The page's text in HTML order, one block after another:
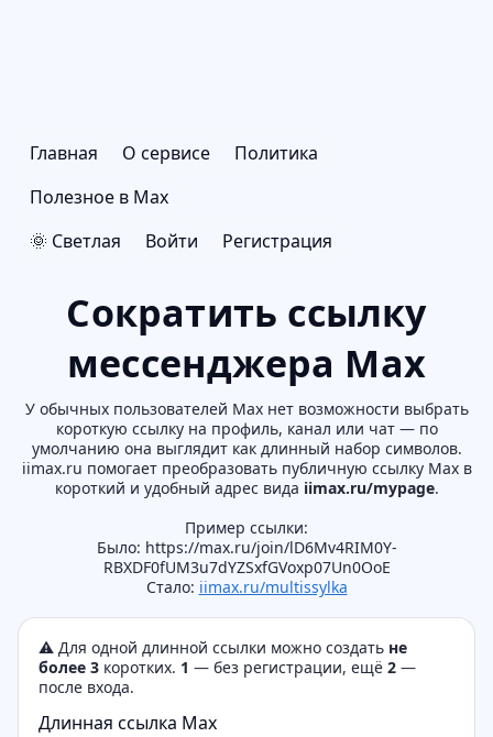
Главная О сервисе
Политика
Полезное в Max
🌞 Светлая
Войти Регистрация
Сократить ссылку
мессенджера Max
У обычных пользователей Max нет возможности выбрать
короткую ссылку на профиль, канал или чат — по
умолчанию она выглядит как длинный набор символов.
iimax.ru помогает преобразовать публичную ссылку Max в
короткий и удобный адрес вида iimax.ru/mypage.
Пример ссылки:
Было: https://max.ru/join/lD6Mv4RIM0Y-
RBXDF0fUM3u7dYZSxfGVoxp07Un0OoE
Cтало: iimax.ru/multissylka
⚠️ Для одной длинной ссылки можно создать не
более 3 коротких. 1 — без регистрации, ещё 2 —
после входа.
Длинная ссылка Max